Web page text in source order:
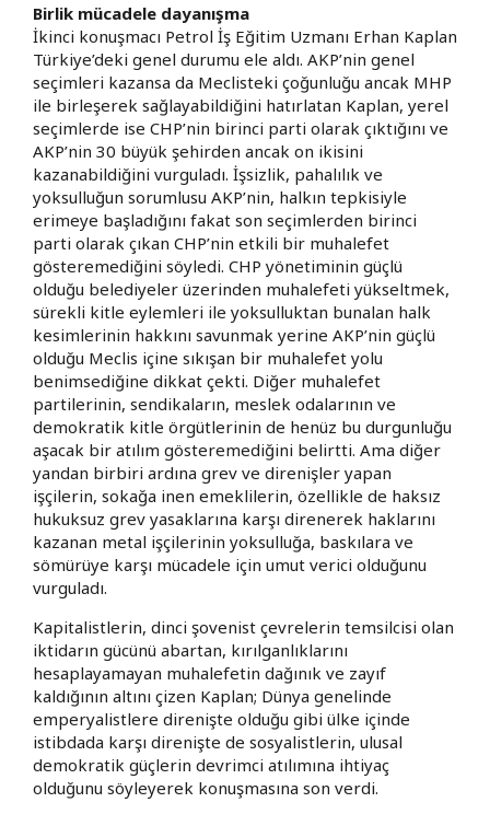
Birlik mücadele dayanışma
İkinci konuşmacı Petrol İş Eğitim Uzmanı Erhan Kaplan
Türkiye’deki genel durumu ele aldı. AKP’nin genel
seçimleri kazansa da Meclisteki çoğunluğu ancak MHP
ile birleşerek sağlayabildiğini hatırlatan Kaplan, yerel
seçimlerde ise CHP’nin birinci parti olarak çıktığını ve
AKP’nin 30 büyük şehirden ancak on ikisini
kazanabildiğini vurguladı. İşsizlik, pahalılık ve
yoksulluğun sorumlusu AKP’nin, halkın tepkisiyle
erimeye başladığını fakat son seçimlerden birinci
parti olarak çıkan CHP’nin etkili bir muhalefet
gösteremediğini söyledi. CHP yönetiminin güçlü
olduğu belediyeler üzerinden muhalefeti yükseltmek,
sürekli kitle eylemleri ile yoksulluktan bunalan halk
kesimlerinin hakkını savunmak yerine AKP’nin güçlü
olduğu Meclis içine sıkışan bir muhalefet yolu
benimsediğine dikkat çekti. Diğer muhalefet
partilerinin, sendikaların, meslek odalarının ve
demokratik kitle örgütlerinin de henüz bu durgunluğu
aşacak bir atılım gösteremediğini belirtti. Ama diğer
yandan birbiri ardına grev ve direnişler yapan
işçilerin, sokağa inen emeklilerin, özellikle de haksız
hukuksuz grev yasaklarına karşı direnerek haklarını
kazanan metal işçilerinin yoksulluğa, baskılara ve
sömürüye karşı mücadele için umut verici olduğunu
vurguladı.
Kapitalistlerin, dinci şovenist çevrelerin temsilcisi olan
iktidarın gücünü abartan, kırılganlıklarını
hesaplayamayan muhalefetin dağınık ve zayıf
kaldığının altını çizen Kaplan; Dünya genelinde
emperyalistlere direnişte olduğu gibi ülke içinde
istibdada karşı direnişte de sosyalistlerin, ulusal
demokratik güçlerin devrimci atılımına ihtiyaç
olduğunu söyleyerek konuşmasına son verdi.